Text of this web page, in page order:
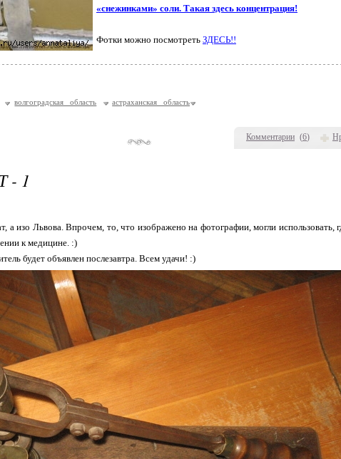
Комментарии (6)
«снежинками» соли. Такая здесь концентрация!
Фотки можно посмотреть ЗДЕСЬ!!
волгоградская область
астраханская область
- 1
а изо Львова. Впрочем, то, что изображено на фотографии, могли использовать,
к медицине. :)
будет объявлен послезавтра. Всем удачи! :)